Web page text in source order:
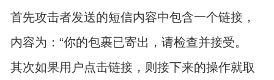
首先攻击者发送的短信内容中包含一个链接，
内容为：“你的包裹已寄出，请检查并接受。
其次如果用户点击链接，则接下来的操作就取